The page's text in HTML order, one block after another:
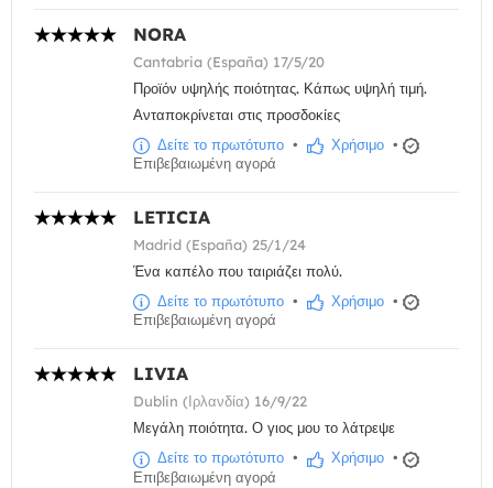
NORA
Cantabria (España) 17/5/20
Προϊόν υψηλής ποιότητας. Κάπως υψηλή τιμή.
Ανταποκρίνεται στις προσδοκίες
Δείτε το πρωτότυπο • Χρήσιμο •
Επιβεβαιωμένη αγορά
LETICIA
Madrid (España) 25/1/24
Ένα καπέλο που ταιριάζει πολύ.
Δείτε το πρωτότυπο • Χρήσιμο •
Επιβεβαιωμένη αγορά
LIVIA
Dublin (Ιρλανδία) 16/9/22
Μεγάλη ποιότητα. Ο γιος μου το λάτρεψε
Δείτε το πρωτότυπο • Χρήσιμο •
Επιβεβαιωμένη αγορά